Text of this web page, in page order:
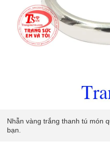
Nhẫn vàng trắng thanh tú món
bạn.